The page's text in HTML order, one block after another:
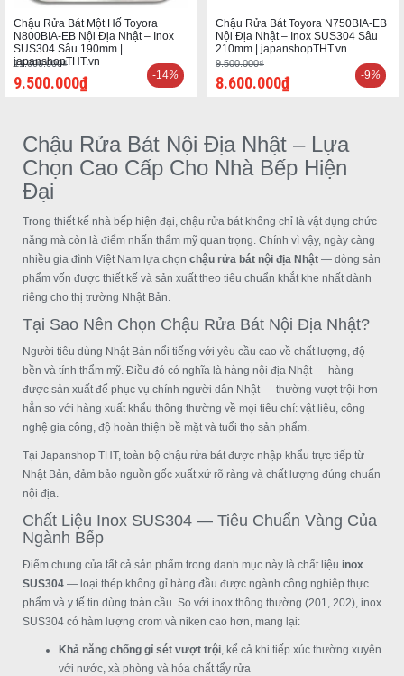
Chậu Rửa Bát Một Hố Toyora
N800BIA-EB Nội Địa Nhật – Inox
SUS304 Sâu 190mm |
japanshopTHT.vn
11.000.000₫
9.500.000₫ -14%
Chậu Rửa Bát Toyora N750BIA-EB
Nội Địa Nhật – Inox SUS304 Sâu
210mm | japanshopTHT.vn
9.500.000₫
8.600.000₫ -9%
Chậu Rửa Bát Nội Địa Nhật – Lựa
Chọn Cao Cấp Cho Nhà Bếp Hiện
Đại
Trong thiết kế nhà bếp hiện đại, chậu rửa bát không chỉ là vật dụng chức
năng mà còn là điểm nhấn thẩm mỹ quan trọng. Chính vì vậy, ngày càng
nhiều gia đình Việt Nam lựa chọn chậu rửa bát nội địa Nhật — dòng sản
phẩm vốn được thiết kế và sản xuất theo tiêu chuẩn khắt khe nhất dành
riêng cho thị trường Nhật Bản.
Tại Sao Nên Chọn Chậu Rửa Bát Nội Địa Nhật?
Người tiêu dùng Nhật Bản nổi tiếng với yêu cầu cao về chất lượng, độ
bền và tính thẩm mỹ. Điều đó có nghĩa là hàng nội địa Nhật — hàng
được sản xuất để phục vụ chính người dân Nhật — thường vượt trội hơn
hẳn so với hàng xuất khẩu thông thường về mọi tiêu chí: vật liệu, công
nghệ gia công, độ hoàn thiện bề mặt và tuổi thọ sản phẩm.
Tại Japanshop THT, toàn bộ chậu rửa bát được nhập khẩu trực tiếp từ
Nhật Bản, đảm bảo nguồn gốc xuất xứ rõ ràng và chất lượng đúng chuẩn
nội địa.
Chất Liệu Inox SUS304 — Tiêu Chuẩn Vàng Của
Ngành Bếp
Điểm chung của tất cả sản phẩm trong danh mục này là chất liệu inox
SUS304 — loại thép không gỉ hàng đầu được ngành công nghiệp thực
phẩm và y tế tin dùng toàn cầu. So với inox thông thường (201, 202), inox
SUS304 có hàm lượng crom và niken cao hơn, mang lại:
Khả năng chống gỉ sét vượt trội, kể cả khi tiếp xúc thường xuyên
với nước, xà phòng và hóa chất tẩy rửa